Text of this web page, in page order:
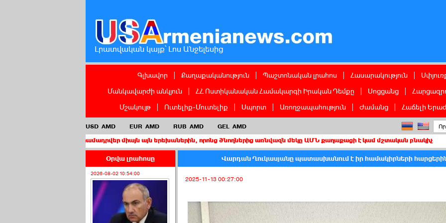
Լրատվական կայք՝ Լոս Անջելեսից
Գլխավոր Քաղաքականություն Պաշտոնական լրահոս Հասարակություն
Մանկավարժի անկյուն
ՀՀ Ոստիկանական Համակարգի Իրական Դեմքը Սոցցանց
Մշակույթ
Ուտելիք-Մուտելիք Սպորտ Առողջապահություն Ժամանց Հաճելի
USD AMD EUR AMD RUB AMD GEL AMD
պետք է տրամադրվեր միայն այն երեխաներին, որոնց ծնողներից առնվազն մեկը ԱՄՆ քաղաքացի է կամ մշտական բնակիչ
2026-04-20
Օրվա լրահոսը
2026-08-02 10:54:00
Վարդան Ղուկասյանը պատասխանում է իր համակիրների
2025-11-13 00:27:00